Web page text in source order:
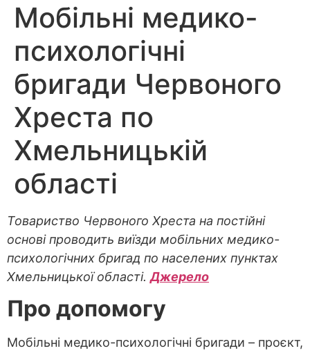
Мобільні медико-
психологічні
бригади Червоного
Хреста по
Хмельницькій
області
Товариство Червоного Хреста на постійні
основі проводить виїзди мобільних медико-
психологічних бригад по населених пунктах
Хмельницької області.Джерело
Про допомогу
Мобільні медико-психологічні бригади – проєкт,